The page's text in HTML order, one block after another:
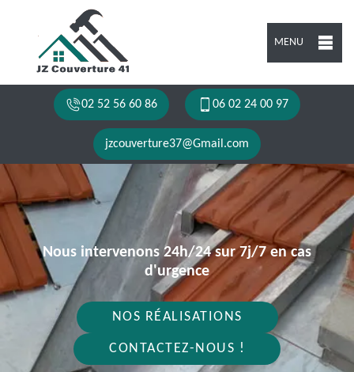
MENU
02 52 56 60 86 06 02 24 00 97
jzcouverture37@Gmail.com
Nous intervenons 24h/24 sur 7j/7 en cas
d'urgence
NOS RÉALISATIONS
CONTACTEZ-NOUS !